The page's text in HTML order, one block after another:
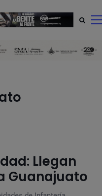
Llegan
Guanajuato